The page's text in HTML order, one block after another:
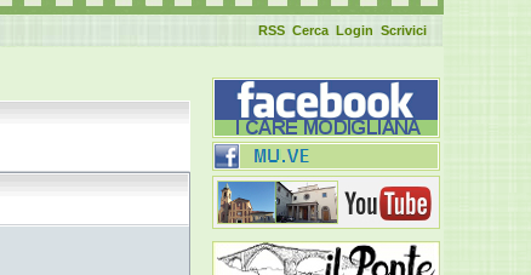
Scrivici
Login
Cerca
RSS